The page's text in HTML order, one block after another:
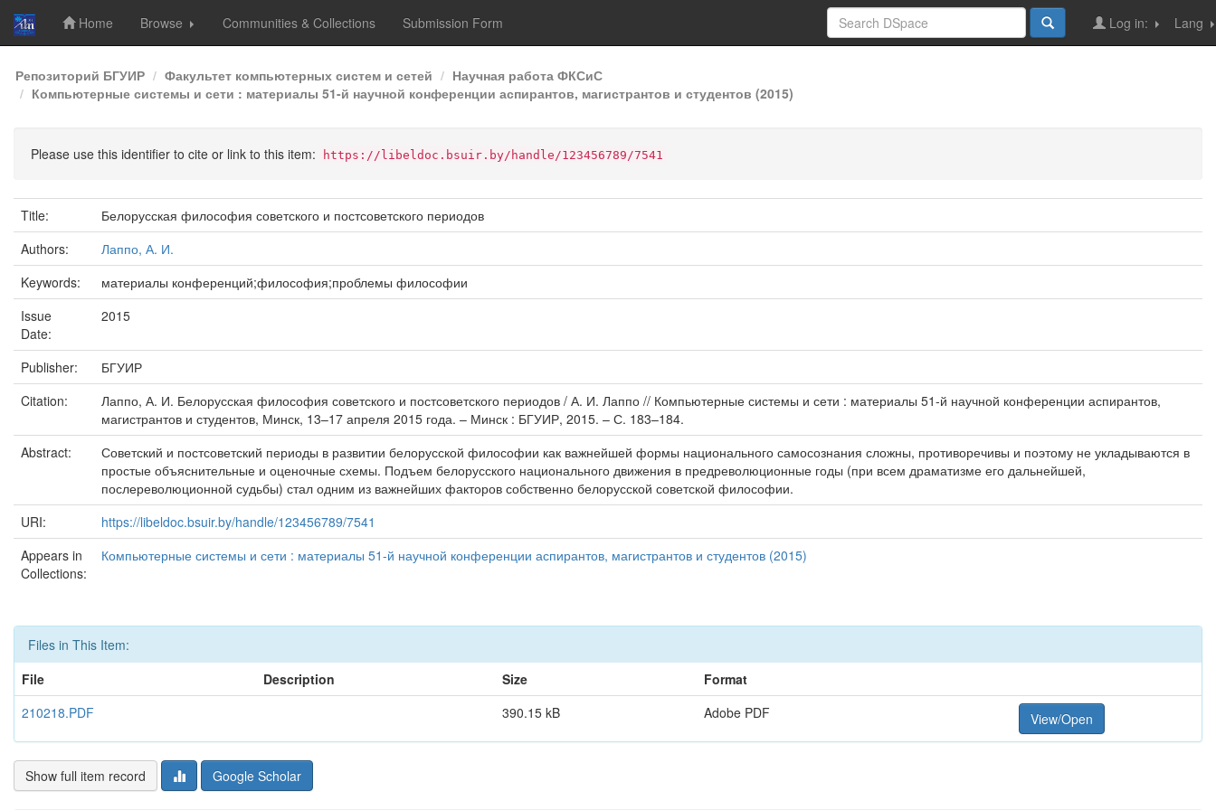
Skip
navigation
Home Browse Communities & Collections Submission Form Lang
Log in:
Репозиторий БГУИР Факультет компьютерных систем и сетей
Научная работа ФКСиС
Компьютерные системы и сети : материалы 51-й научной конференции аспирантов, магистрантов и студентов (2015)
Please use this identifier to cite or link to this item: https://libeldoc.bsuir.by/handle/123456789/7541
Title:
Белорусская философия советского и постсоветского периодов
Authors:
Лаппо, А. И.
Keywords:
материалы конференций;философия;проблемы философии
Issue
Date:
2015
Publisher:
БГУИР
Citation:
Лаппо, А. И. Белорусская философия советского и постсоветского периодов / А. И. Лаппо // Компьютерные системы и сети : материалы 51-й научной конференции аспирантов,
магистрантов и студентов, Минск, 13–17 апреля 2015 года. – Минск : БГУИР, 2015. – С. 183–184.
Abstract:
Советский и постсоветский периоды в развитии белорусской философии как важнейшей формы национального самосознания сложны, противоречивы и поэтому не укладываются в
простые объяснительные и оценочные схемы. Подъем белорусского национального движения в предреволюционные годы (при всем драматизме его дальнейшей,
послереволюционной судьбы) стал одним из важнейших факторов собственно белорусской советской философии.
URI:
https://libeldoc.bsuir.by/handle/123456789/7541
Appears in
Collections:
Компьютерные системы и сети : материалы 51-й научной конференции аспирантов, магистрантов и студентов (2015)
Files in This Item:
File
Description Size
Format
210218.PDF
390.15 kB Adobe PDF View/Open
Show full item record Google Scholar